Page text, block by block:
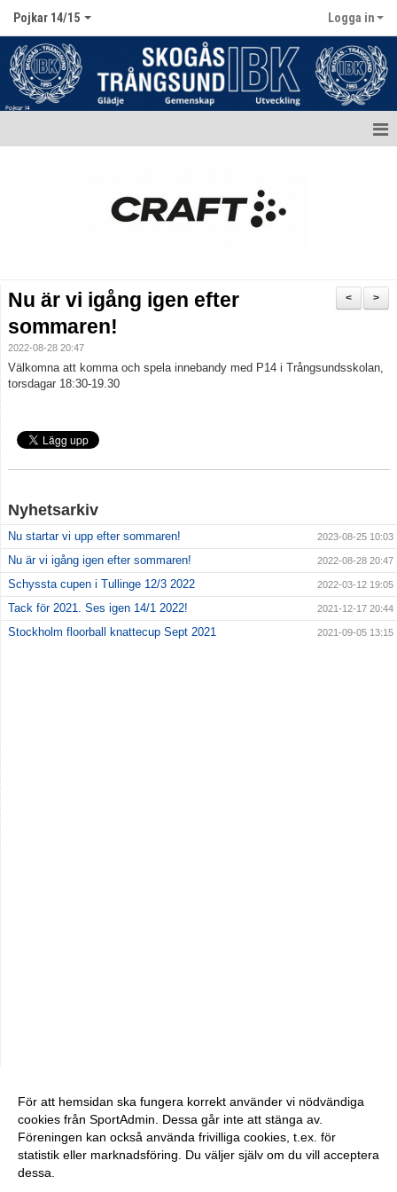
Pojkar 14/15 Logga in
Truppen / Kontakt
Bildgalleri
Dokument
>
<
Nu är vi igång igen efter
sommaren!
2022-08-28 20:47
Välkomna att komma och spela innebandy med P14 i Trångsundsskolan,
torsdagar 18:30-19.30
Nyhetsarkiv
Nu startar vi upp efter sommaren! 2023-08-25 10:03
Nu är vi igång igen efter sommaren! 2022-08-28 20:47
Schyssta cupen i Tullinge 12/3 2022 2022-03-12 19:05
Tack för 2021. Ses igen 14/1 2022! 2021-12-17 20:44
Stockholm floorball knattecup Sept 2021 2021-09-05 13:15
För att hemsidan ska fungera korrekt använder vi nödvändiga
cookies från SportAdmin. Dessa går inte att stänga av.
Föreningen kan också använda frivilliga cookies, t.ex. för
statistik eller marknadsföring. Du väljer själv om du vill acceptera
dessa.